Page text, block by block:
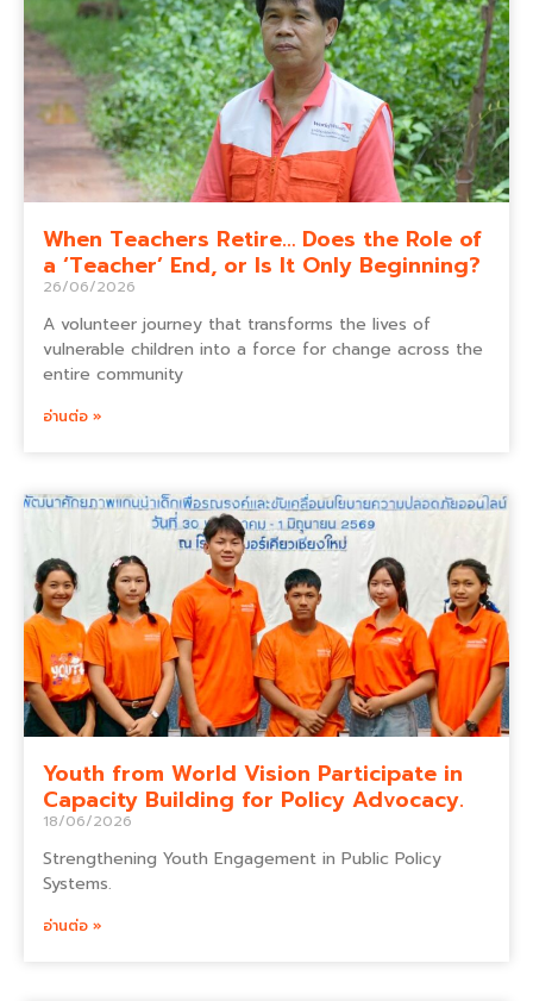
When Teachers Retire… Does the Role of
a ‘Teacher’ End, or Is It Only Beginning?
26/06/2026
A volunteer journey that transforms the lives of
vulnerable children into a force for change across the
entire community
อ่านต่อ »
Youth from World Vision Participate in
Capacity Building for Policy Advocacy.
18/06/2026
Strengthening Youth Engagement in Public Policy
Systems.
อ่านต่อ »